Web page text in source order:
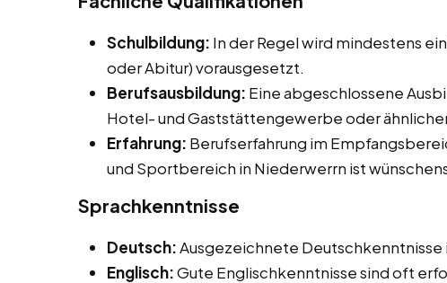
Schulbildung: In der Regel wird mindestens
oder Abitur) vorausgesetzt.
Berufsausbildung: Eine abgeschlossene
Hotel- und Gaststättengewerbe oder
Erfahrung: Berufserfahrung im
und Sportbereich in Niederwerrn ist
Sprachkenntnisse
Deutsch:Ausgezeichnete Deutschkenntnisse
Englisch:Gute Englischkenntnisse sind oft